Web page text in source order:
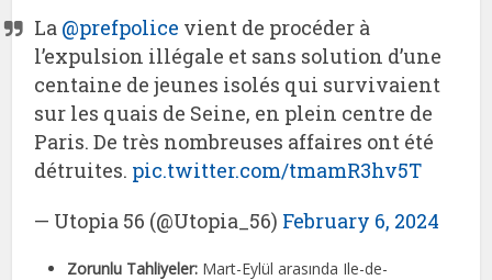
La @prefpolice vient de procéder à
l’expulsion illégale et sans solution d’une
centaine de jeunes isolés qui survivaient
sur les quais de Seine, en plein centre de
Paris. De très nombreuses affaires ont été
détruites. pic.twitter.com/tmamR3hv5T
— Utopia 56 (@Utopia_56) February 6, 2024
Zorunlu Tahliyeler: Mart-Eylül arasında Ile-de-